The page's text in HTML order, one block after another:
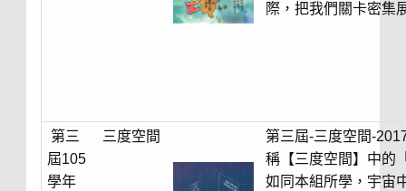
際，把我們關卡密集
第三
屆105
學年
三度空間
第三屆-三度空間-
稱【三度空間】中的
如同本組所學，宇宙